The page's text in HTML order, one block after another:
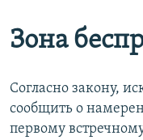
Зона
Согласно закону,
сообщить о
первому